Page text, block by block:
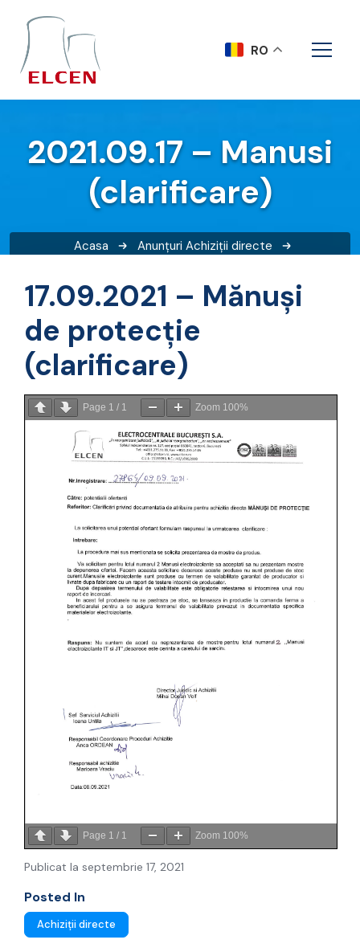
2021.09.17 – Manusi
(clarificare)
Acasa Anunțuri Achiziții directe
17.09.2021 – Mănuși
de protecție
(clarificare)
Page 1 / 1 Zoom 100%
Page 1 / 1 Zoom 100%
Publicat la septembrie 17, 2021
Posted In
Achiziții directe
RO